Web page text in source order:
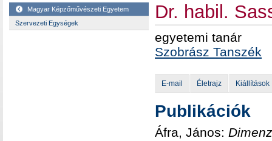
Magyar Képzőművészeti Egyetem
Szervezeti Egységek
Dr. habil.
egyetemi tanár
Szobrász Tanszék
E-mail Életrajz Kiállítások
Publikációk
Áfra, János: